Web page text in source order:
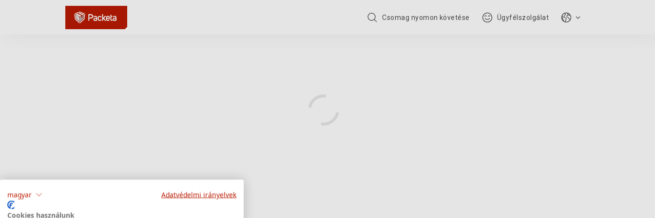
Csomag nyomon követése Ügyfélszolgálat
magyar Adatvédelmi irányelvek
Cookies használunk